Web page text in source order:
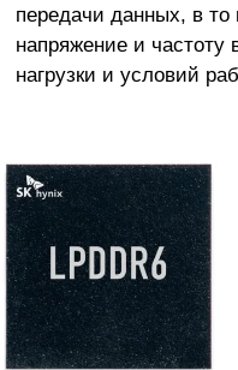
передачи данных, в то
напряжение и частоту
нагрузки и условий